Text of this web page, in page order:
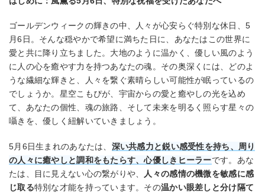
ゴールデンウィークの輝きの中、人々が心安らぐ特別な休日、5
月6日。そんな穏やかで希望に満ちた日に、あなたはこの世界に
愛と共に降り立ちました。大地のように温かく、優しい風のよう
に人の心を癒やす力を持つあなたの魂。その奥深くには、どのよ
うな繊細な輝きと、人々を繋ぐ素晴らしい可能性が眠っているの
でしょうか。星空こもぴが、宇宙からの愛と癒やしの光を込め
て、あなたの個性、魂の旅路、そして未来を明るく照らす星々の
囁きを、優しく紐解いていきましょう。
5月6日生まれのあなたは、 深い共感力と鋭い感受性を持ち、周り
の人々に癒やしと調和をもたらす、心優しきヒーラーです。あな
たは、目に見えない心の繋がりや、
人々の感情の機微を敏感に感
じ取る特別な才能を持っています。その温かい眼差しと分け隔て